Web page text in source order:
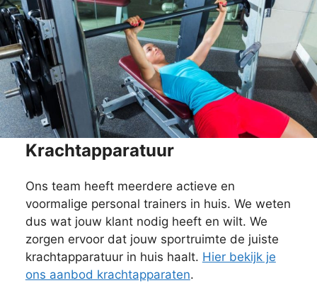
Krachtapparatuur
Ons team heeft meerdere actieve en
voormalige personal trainers in huis. We weten
dus wat jouw klant nodig heeft en wilt. We
zorgen ervoor dat jouw sportruimte de juiste
krachtapparatuur in huis haalt. Hier bekijk je
ons aanbod krachtapparaten.